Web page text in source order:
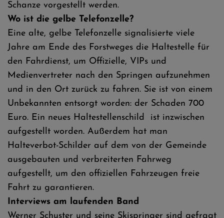
Schanze vorgestellt werden.
Wo ist die gelbe Telefonzelle?
Eine alte, gelbe Telefonzelle signalisierte viele
Jahre am Ende des Forstweges die Haltestelle für
den Fahrdienst, um Offizielle, VIPs und
Medienvertreter nach den Springen aufzunehmen
und in den Ort zurück zu fahren. Sie ist von einem
Unbekannten entsorgt worden: der Schaden 700
Euro. Ein neues Haltestellenschild ist inzwischen
aufgestellt worden. Außerdem hat man
Halteverbot-Schilder auf dem von der Gemeinde
ausgebauten und verbreiterten Fahrweg
aufgestellt, um den offiziellen Fahrzeugen freie
Fahrt zu garantieren.
Interviews am laufenden Band
Werner Schuster und seine Skispringer sind gefragt